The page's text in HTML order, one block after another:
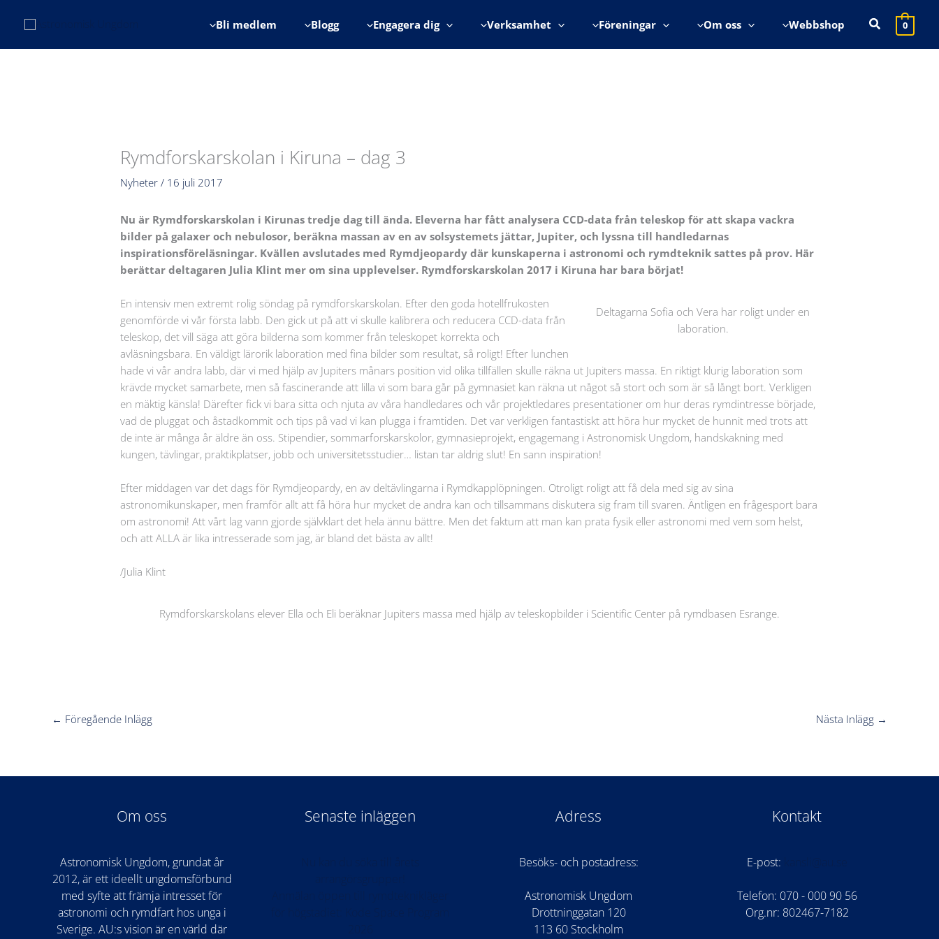
Bli medlem Blogg Engagera dig Verksamhet Föreningar Om oss Webbshop Sök 0
Rymdforskarskolan i Kiruna – dag 3
Nyheter / 16 juli 2017
Nu är Rymdforskarskolan i Kirunas tredje dag till ända. Eleverna har fått analysera CCD-data från teleskop för att skapa vackra
bilder på galaxer och nebulosor, beräkna massan av en av solsystemets jättar, Jupiter, och lyssna till handledarnas
inspirationsföreläsningar. Kvällen avslutades med Rymdjeopardy där kunskaperna i astronomi och rymdteknik sattes på prov. Här
berättar deltagaren Julia Klint mer om sina upplevelser. Rymdforskarskolan 2017 i Kiruna har bara börjat!
Deltagarna Sofia och Vera har roligt under en
laboration.
En intensiv men extremt rolig söndag på rymdforskarskolan. Efter den goda hotellfrukosten
genomförde vi vår första labb. Den gick ut på att vi skulle kalibrera och reducera CCD-data från
teleskop, det vill säga att göra bilderna som kommer från teleskopet korrekta och
avläsningsbara. En väldigt lärorik laboration med fina bilder som resultat, så roligt! Efter lunchen
hade vi vår andra labb, där vi med hjälp av Jupiters månars position vid olika tillfällen skulle räkna ut Jupiters massa. En riktigt klurig laboration som
krävde mycket samarbete, men så fascinerande att lilla vi som bara går på gymnasiet kan räkna ut något så stort och som är så långt bort. Verkligen
en mäktig känsla! Därefter fick vi bara sitta och njuta av våra handledares och vår projektledares presentationer om hur deras rymdintresse började,
vad de pluggat och åstadkommit och tips på vad vi kan plugga i framtiden. Det var verkligen fantastiskt att höra hur mycket de hunnit med trots att
de inte är många år äldre än oss. Stipendier, sommarforskarskolor, gymnasieprojekt, engagemang i Astronomisk Ungdom, handskakning med
kungen, tävlingar, praktikplatser, jobb och universitetsstudier… listan tar aldrig slut! En sann inspiration!
Efter middagen var det dags för Rymdjeopardy, en av deltävlingarna i Rymdkapplöpningen. Otroligt roligt att få dela med sig av sina
astronomikunskaper, men framför allt att få höra hur mycket de andra kan och tillsammans diskutera sig fram till svaren. Äntligen en frågesport bara
om astronomi! Att vårt lag vann gjorde självklart det hela ännu bättre. Men det faktum att man kan prata fysik eller astronomi med vem som helst,
och att ALLA är lika intresserade som jag, är bland det bästa av allt!
/Julia Klint
Rymdforskarskolans elever Ella och Eli beräknar Jupiters massa med hjälp av teleskopbilder i Scientific Center på rymdbasen Esrange.
← Föregående Inlägg Nästa Inlägg →
Om oss
Astronomisk Ungdom, grundat år
2012, är ett ideellt ungdomsförbund
med syfte att främja intresset för
astronomi och rymdfart hos unga i
Sverige. AU:s vision är en värld där
Senaste inläggen Adress
Besöks- och postadress:
Astronomisk Ungdom
Drottninggatan 120
113 60 Stockholm
Kontakt
E-post:
Telefon: 070 - 000 90 56
Org.nr: 802467-7182